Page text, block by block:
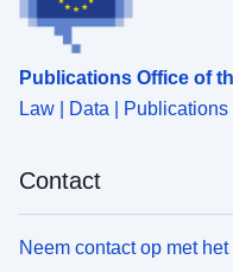
Publications Office of
Law | Data | Publications
Contact
Neem contact op met